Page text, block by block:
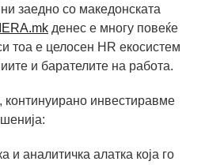
заедно со македонската
денес е многу повеќе
тоа е целосен HR екосистем
и барателите на работа.
континуирано инвестиравме
и аналитичка алатка која го